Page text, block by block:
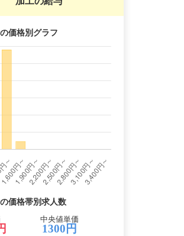
価格別グラフ
価格帯別求人数
中央値単価
1300円